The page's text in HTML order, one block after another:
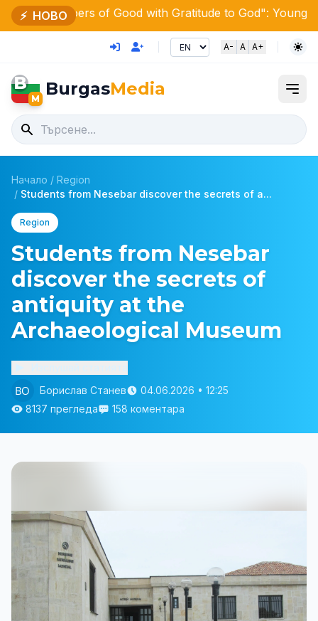
⚡ НОВО
of Good with Gratitude to God": Young talents
A- A A+
B
M BurgasMedia
Начало / Region
/ Students from Nesebar discover the secrets of a...
Region
Students from Nesebar
discover the secrets of
antiquity at the
Archaeological Museum
Борислав Станев
04.06.2026 • 12:25
8137 прегледа
158 коментара